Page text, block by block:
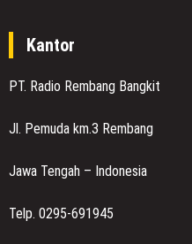
Kantor
PT. Radio Rembang Bangkit
Jl. Pemuda km.3 Rembang
Jawa Tengah – Indonesia
Telp. 0295-691945